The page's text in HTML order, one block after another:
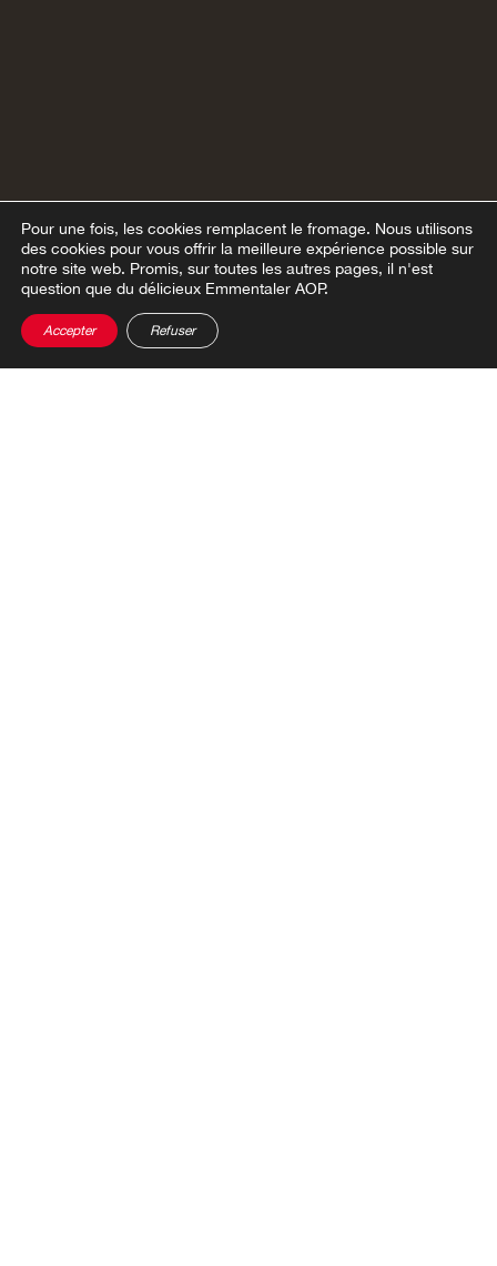
Pour une fois, les cookies remplacent le fromage. Nous utilisons
des cookies pour vous offrir la meilleure expérience possible sur
notre site web. Promis, sur toutes les autres pages, il n'est
question que du délicieux Emmentaler AOP.
Accepter Refuser